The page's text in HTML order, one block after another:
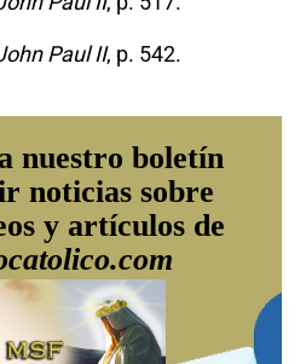
Paul II, p. 542.
nuestro boletín
noticias sobre
y artículos de